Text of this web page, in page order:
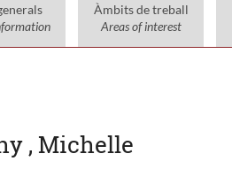
Àmbits de treball
Areas of interest
, Michelle